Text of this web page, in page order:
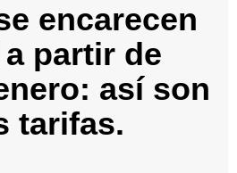
encarecen
partir de
así son
tarifas.